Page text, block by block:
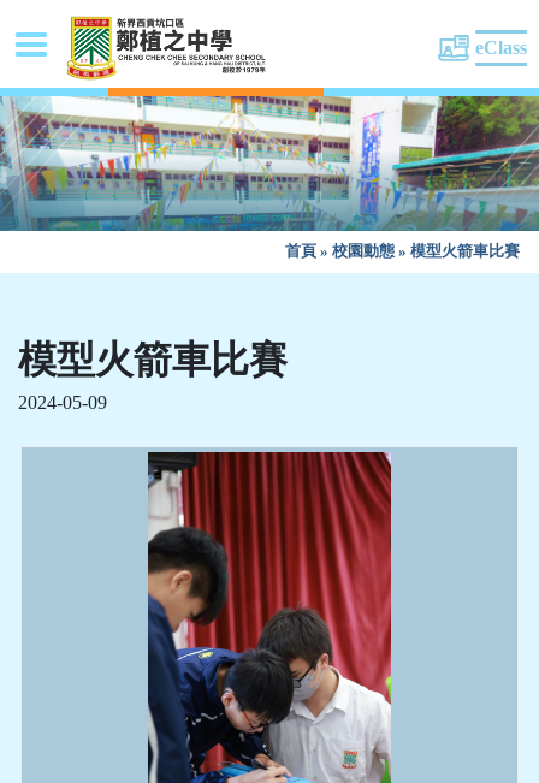
eClass
首頁 » 校園動態 » 模型火箭車比賽
模型火箭車比賽
2024-05-09